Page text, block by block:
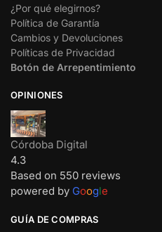
¿Por qué elegirnos?
Política de Garantía
Cambios y Devoluciones
Políticas de Privacidad
Botón de Arrepentimiento
OPINIONES
Córdoba Digital
4.3
Based on 550 reviews
powered by Google
GUÍA DE COMPRAS